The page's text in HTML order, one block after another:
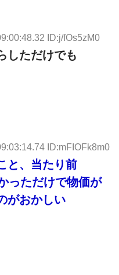
ID:j/fOs5zM0
しただけでも
ID:mFIOFk8m0
と、当たり前
っただけで物価が
がおかしい